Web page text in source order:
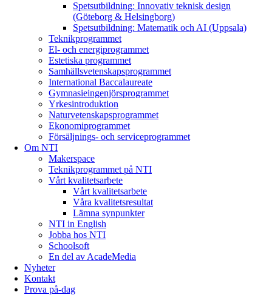
Spetsutbildning: Innovativ teknisk design
(Göteborg & Helsingborg)
Spetsutbildning: Matematik och AI (Uppsala)
Teknikprogrammet
El- och energiprogrammet
Estetiska programmet
Samhällsvetenskapsprogrammet
International Baccalaureate
Gymnasieingenjörsprogrammet
Yrkesintroduktion
Naturvetenskapsprogrammet
Ekonomiprogrammet
Försäljnings- och serviceprogrammet
Om NTI
Makerspace
Teknikprogrammet på NTI
Vårt kvalitetsarbete
Vårt kvalitetsarbete
Våra kvalitetsresultat
Lämna synpunkter
NTI in English
Jobba hos NTI
Schoolsoft
En del av AcadeMedia
Nyheter
Kontakt
Prova på-dag